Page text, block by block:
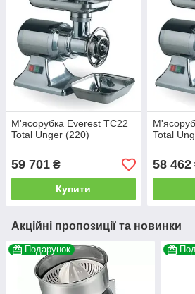
М'ясорубка Everest TC22
Total Unger (220)
59 701 ₴
Купити
Total
58 462
Акційні пропозиції та новинки
Подарунок